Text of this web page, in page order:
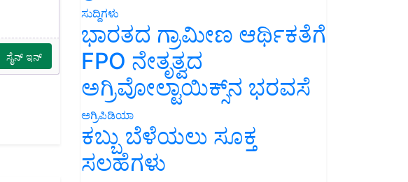
ಸುದ್ದಿಗಳು
ಭಾರತದ ಗ್ರಾಮೀಣ ಆರ್ಥಿಕತೆಗೆ
FPO ನೇತೃತ್ವದ
ಅಗ್ರಿವೋಲ್ಟಾಯಿಕ್ಸ್‌ನ ಭರವಸೆ
ಅಗ್ರಿಪಿಡಿಯಾ
ಕಬ್ಬು ಬೆಳೆಯಲು ಸೂಕ್ತ
ಸಲಹೆಗಳು